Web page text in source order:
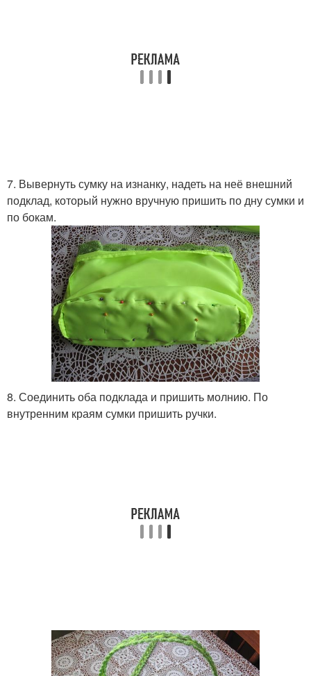
7. Вывернуть сумку на изнанку, надеть на неё внешний
подклад, который нужно вручную пришить по дну сумки и
по бокам.
8. Соединить оба подклада и пришить молнию. По
внутренним краям сумки пришить ручки.